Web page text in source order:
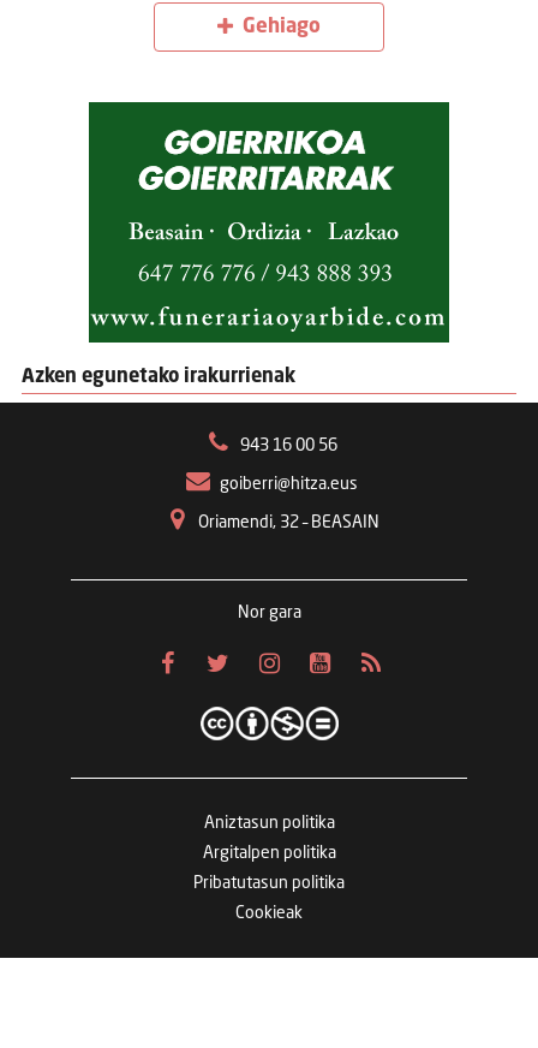
Gehiago
Azken egunetako irakurrienak
943 16 00 56
goiberri@hitza.eus
Oriamendi, 32 – BEASAIN
Nor gara
Aniztasun politika
Argitalpen politika
Pribatutasun politika
Cookieak